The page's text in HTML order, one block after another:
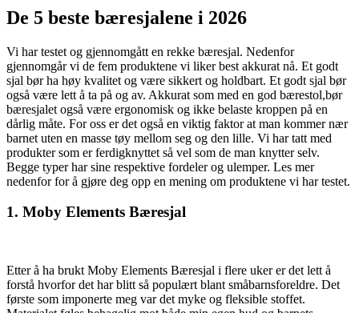
De 5 beste bæresjalene i 2026
Vi har testet og gjennomgått en rekke bæresjal. Nedenfor
gjennomgår vi de fem produktene vi liker best akkurat nå. Et godt
sjal bør ha høy kvalitet og være sikkert og holdbart. Et godt sjal bør
også være lett å ta på og av. Akkurat som med en god bærestol,bør
bæresjalet også være ergonomisk og ikke belaste kroppen på en
dårlig måte. For oss er det også en viktig faktor at man kommer nær
barnet uten en masse tøy mellom seg og den lille. Vi har tatt med
produkter som er ferdigknyttet så vel som de man knytter selv.
Begge typer har sine respektive fordeler og ulemper. Les mer
nedenfor for å gjøre deg opp en mening om produktene vi har testet.
1. Moby Elements Bæresjal
Etter å ha brukt Moby Elements Bæresjal i flere uker er det lett å
forstå hvorfor det har blitt så populært blant småbarnsforeldre. Det
første som imponerte meg var det myke og fleksible stoffet.